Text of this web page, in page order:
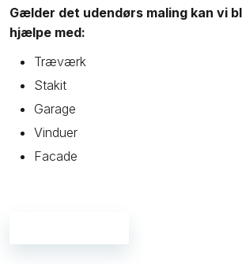
Gælder det udendørs maling kan vi
hjælpe med:
Træværk
Stakit
Garage
​Vinduer
Facade